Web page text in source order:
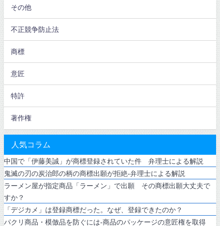
その他
不正競争防止法
商標
意匠
特許
著作権
人気コラム
中国で「伊藤美誠」が商標登録されていた件 弁理士による解説
鬼滅の刃の炭治郎の柄の商標出願が拒絶-弁理士による解説
ラーメン屋が指定商品「ラーメン」で出願 その商標出願大丈夫で
すか？
「デジカメ」は登録商標だった。なぜ、登録できたのか？
パクリ商品・模倣品を防ぐには-商品のパッケージの意匠権を取得